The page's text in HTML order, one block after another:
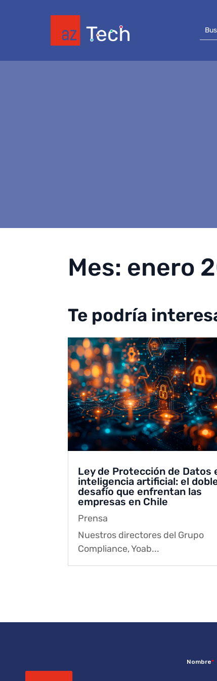
Mes: enero
Te podría
Ley de Protección de Datos
inteligencia artificial: el
desafío que enfrentan las
empresas en Chile
Prensa
Nuestros directores del Grupo
Compliance, Yoab...